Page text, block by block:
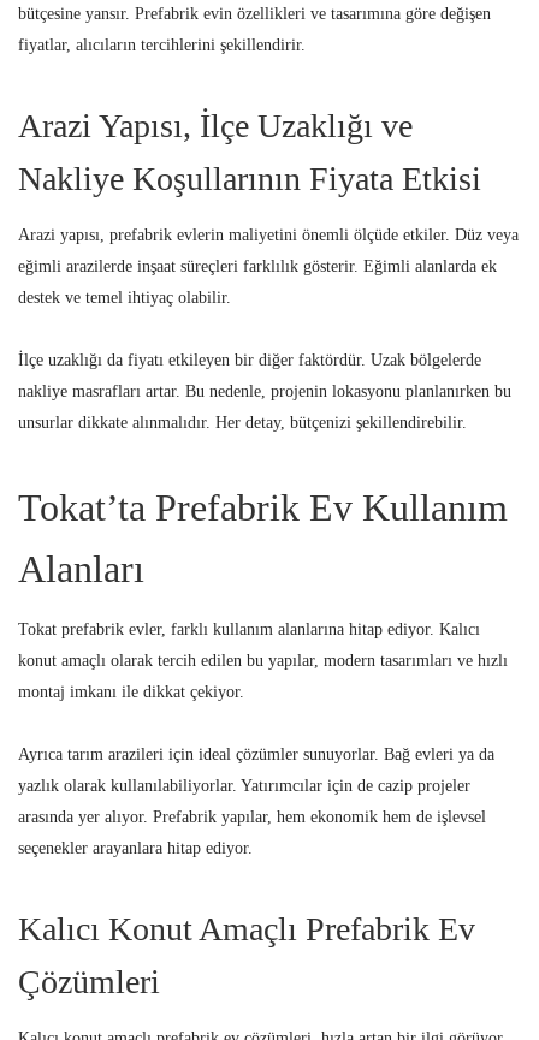
bütçesine yansır. Prefabrik evin özellikleri ve tasarımına göre değişen
fiyatlar, alıcıların tercihlerini şekillendirir.
Arazi Yapısı, İlçe Uzaklığı ve
Nakliye Koşullarının Fiyata Etkisi
Arazi yapısı, prefabrik evlerin maliyetini önemli ölçüde etkiler. Düz veya
eğimli arazilerde inşaat süreçleri farklılık gösterir. Eğimli alanlarda ek
destek ve temel ihtiyaç olabilir.
İlçe uzaklığı da fiyatı etkileyen bir diğer faktördür. Uzak bölgelerde
nakliye masrafları artar. Bu nedenle, projenin lokasyonu planlanırken bu
unsurlar dikkate alınmalıdır. Her detay, bütçenizi şekillendirebilir.
Tokat’ta Prefabrik Ev Kullanım
Alanları
Tokat prefabrik evler, farklı kullanım alanlarına hitap ediyor. Kalıcı
konut amaçlı olarak tercih edilen bu yapılar, modern tasarımları ve hızlı
montaj imkanı ile dikkat çekiyor.
Ayrıca tarım arazileri için ideal çözümler sunuyorlar. Bağ evleri ya da
yazlık olarak kullanılabiliyorlar. Yatırımcılar için de cazip projeler
arasında yer alıyor. Prefabrik yapılar, hem ekonomik hem de işlevsel
seçenekler arayanlara hitap ediyor.
Kalıcı Konut Amaçlı Prefabrik Ev
Çözümleri